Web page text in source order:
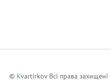
© Kvartirkov Всі права захищені